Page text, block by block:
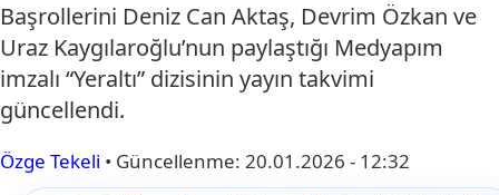
Başrollerini Deniz Can Aktaş, Devrim Özkan ve
Uraz Kaygılaroğlu’nun paylaştığı Medyapım
imzalı “Yeraltı” dizisinin yayın takvimi
güncellendi.
Özge Tekeli • Güncellenme: 20.01.2026 - 12:32